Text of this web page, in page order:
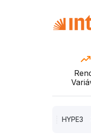
21,69